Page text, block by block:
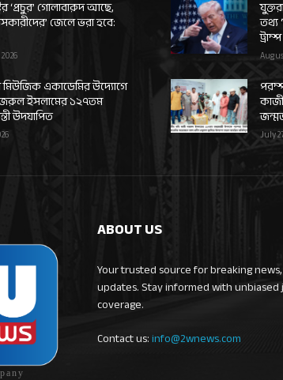
‘প্রচুর’ গোলাবারুদ আছে,
জেলে ভরা হবে:
একাডেমির উদ্যোগে
ইসলামের ১২৭তম
উদযাপিত
তথ্য
ট্রাম্প
July
ABOUT US
Your trusted source for breaking
updates. Stay informed with
coverage.
Contact us:info@2wnews.com